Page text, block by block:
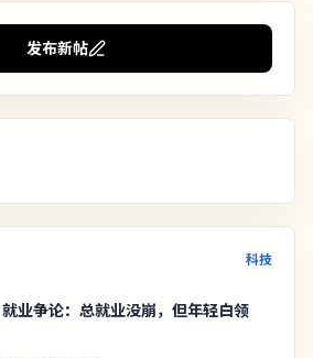
发布新帖
科技
业争论：总就业没崩，但年轻白领